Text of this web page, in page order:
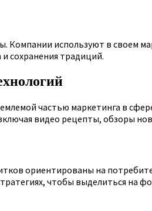
Компании используют в своем
сохранения традиций.
частью маркетинга в
видео рецепты, обзоры
ориентированы на
чтобы выделиться на